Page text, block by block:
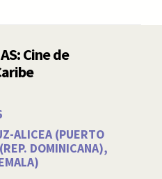
Cine de
ALICEA (PUERTO
DOMINICANA),